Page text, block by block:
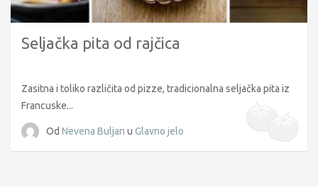
Seljačka pita od rajčica
Zasitna i toliko različita od pizze, tradicionalna seljačka pita iz
Francuske...
Od Nevena Buljan u Glavno jelo